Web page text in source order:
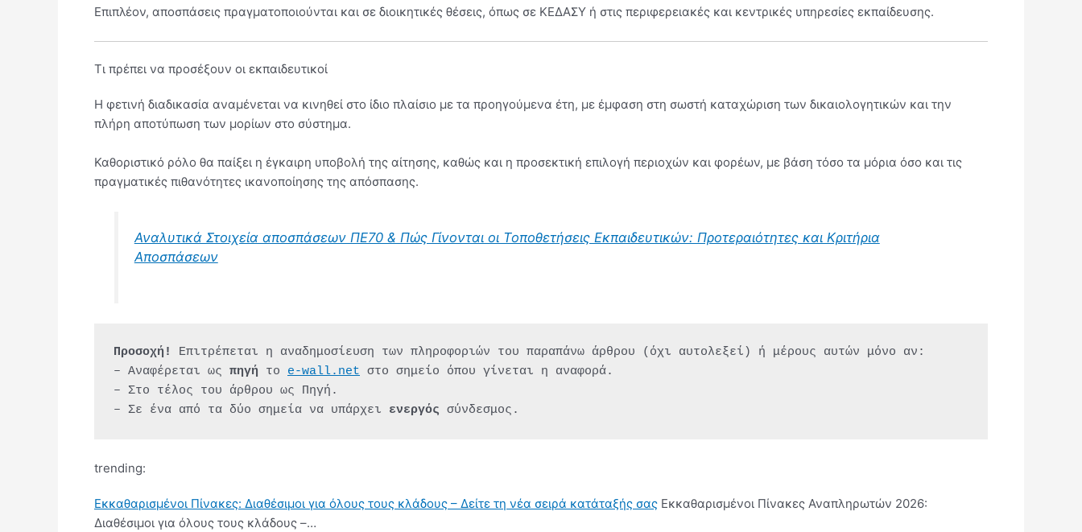
Επιπλέον, αποσπάσεις πραγματοποιούνται και σε διοικητικές θέσεις, όπως σε ΚΕΔΑΣΥ ή στις περιφερειακές και κεντρικές υπηρεσίες εκπαίδευσης.
Τι πρέπει να προσέξουν οι εκπαιδευτικοί
Η φετινή διαδικασία αναμένεται να κινηθεί στο ίδιο πλαίσιο με τα προηγούμενα έτη, με έμφαση στη σωστή καταχώριση των δικαιολογητικών και την
πλήρη αποτύπωση των μορίων στο σύστημα.
Καθοριστικό ρόλο θα παίξει η έγκαιρη υποβολή της αίτησης, καθώς και η προσεκτική επιλογή περιοχών και φορέων, με βάση τόσο τα μόρια όσο και τις
πραγματικές πιθανότητες ικανοποίησης της απόσπασης.
Αναλυτικά Στοιχεία αποσπάσεων ΠΕ70 & Πώς Γίνονται οι Τοποθετήσεις Εκπαιδευτικών: Προτεραιότητες και Κριτήρια
Αποσπάσεων
Προσοχή!
Επιτρέπεται η αναδημοσίευση των πληροφοριών του παραπάνω άρθρου (όχι αυτολεξεί) ή μέρους αυτών μόνο αν:
– Αναφέρεται ως πηγή το e-wall.net στο σημείο όπου γίνεται η αναφορά.
– Στο τέλος του άρθρου ως Πηγή.
– Σε ένα από τα δύο σημεία να υπάρχει ενεργός σύνδεσμος.
trending:
Εκκαθαρισμένοι Πίνακες: Διαθέσιμοι για όλους τους κλάδους – Δείτε τη νέα σειρά κατάταξής σας Εκκαθαρισμένοι Πίνακες Αναπληρωτών 2026:
Διαθέσιμοι για όλους τους κλάδους –…